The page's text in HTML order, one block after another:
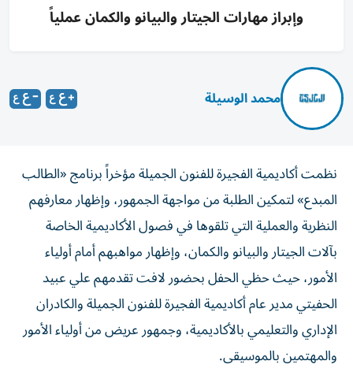
وإبراز مهارات الجيتار والبيانو والكمان عملياً
محمد الوسيلة
نظمت أكاديمية الفجيرة للفنون الجميلة مؤخراً برنامج «الطالب
المبدع» لتمكين الطلبة من مواجهة الجمهور، وإظهار معارفهم
النظرية والعملية التي تلقوها في فصول الأكاديمية الخاصة
بآلات الجيتار والبيانو والكمان، وإظهار مواهبهم أمام أولياء
الأمور، حيث حظي الحفل بحضور لافت تقدمهم علي عبيد
الحفيتي مدير عام أكاديمية الفجيرة للفنون الجميلة والكادران
الإداري والتعليمي بالأكاديمية، وجمهور عريض من أولياء الأمور
والمهتمين بالموسيقى.